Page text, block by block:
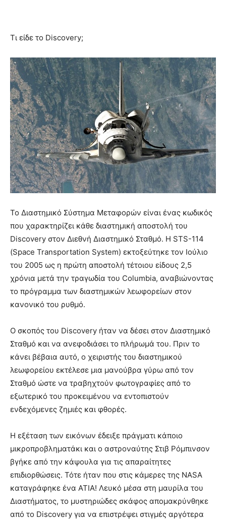
Τι είδε το Discovery;
Το Διαστημικό Σύστημα Μεταφορών είναι ένας κωδικός
που χαρακτηρίζει κάθε διαστημική αποστολή του
Discovery στον Διεθνή Διαστημικό Σταθμό. Η STS-114
(Space Transportation System) εκτοξεύτηκε τον Ιούλιο
του 2005 ως η πρώτη αποστολή τέτοιου είδους 2,5
χρόνια μετά την τραγωδία του Columbia, αναβιώνοντας
το πρόγραμμα των διαστημικών λεωφορείων στον
κανονικό του ρυθμό.
Ο σκοπός του Discovery ήταν να δέσει στον Διαστημικό
Σταθμό και να ανεφοδιάσει το πλήρωμά του. Πριν το
κάνει βέβαια αυτό, ο χειριστής του διαστημικού
λεωφορείου εκτέλεσε μια μανούβρα γύρω από τον
Σταθμό ώστε να τραβηχτούν φωτογραφίες από το
εξωτερικό του προκειμένου να εντοπιστούν
ενδεχόμενες ζημιές και φθορές.
Η εξέταση των εικόνων έδειξε πράγματι κάποιο
μικροπροβληματάκι και ο αστροναύτης Στιβ Ρόμπινσον
βγήκε από την κάψουλα για τις απαραίτητες
επιδιορθώσεις. Τότε ήταν που στις κάμερες της NASA
καταγράφηκε ένα ΑΤΙΑ! Λευκό μέσα στη μαυρίλα του
Διαστήματος, το μυστηριώδες σκάφος απομακρύνθηκε
από το Discovery για να επιστρέψει στιγμές αργότερα